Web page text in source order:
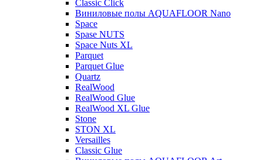
Classic Click
Виниловые полы AQUAFLOOR Nano
Space
Spase NUTS
Space Nuts XL
Parquet
Parquet Glue
Quartz
RealWood
RealWood Glue
RealWood XL Glue
Stone
STON XL
Versailles
Classic Glue